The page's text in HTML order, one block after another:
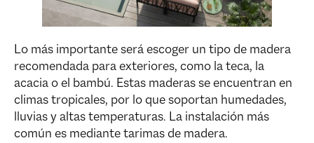
Lo más importante será escoger un tipo de madera
recomendada para exteriores, como la teca, la
acacia o el bambú. Estas maderas se encuentran en
climas tropicales, por lo que soportan humedades,
lluvias y altas temperaturas. La instalación más
común es mediante tarimas de madera.